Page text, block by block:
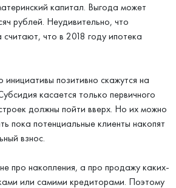
капитал. Выгода может
рублей. Неудивительно, что
что в 2018 году ипотека
инициативы позитивно скажутся на
касается только первичного
должны пойти вверх. Но их можно
пока потенциальные клиенты накопят
взнос.
про накопления, а про продажу каких-
или самими кредиторами. Поэтому